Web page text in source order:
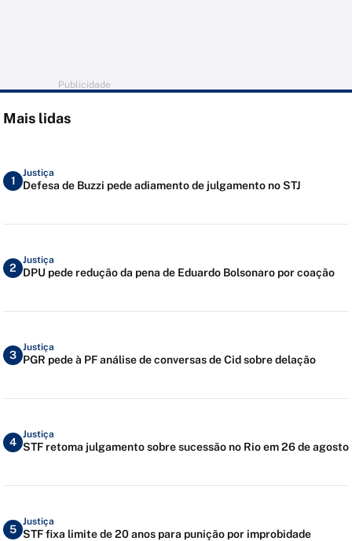
Publicidade
Mais lidas
1
Justiça
Defesa de Buzzi pede adiamento de julgamento no STJ
2
Justiça
DPU pede redução da pena de Eduardo Bolsonaro por coação
3
Justiça
PGR pede à PF análise de conversas de Cid sobre delação
4
Justiça
STF retoma julgamento sobre sucessão no Rio em 26 de agosto
5
Justiça
STF fixa limite de 20 anos para punição por improbidade